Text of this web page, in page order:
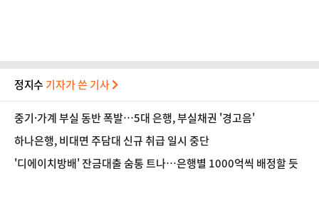
정지수 기자가 쓴 기사
중기·가계 부실 동반 폭발…5대 은행, 부실채권 '경고음'
하나은행, 비대면 주담대 신규 취급 일시 중단
'디에이치방배' 잔금대출 숨통 트나…은행별 1000억씩 배정할 듯